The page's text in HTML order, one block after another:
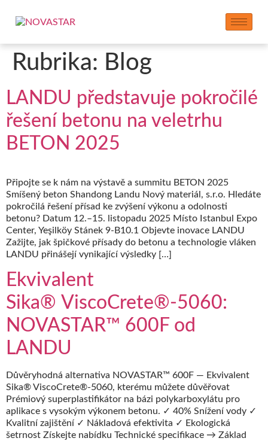
Rubrika: Blog
LANDU představuje pokročilé
řešení betonu na veletrhu
BETON 2025
Připojte se k nám na výstavě a summitu BETON 2025
Smíšený beton Shandong Landu Nový materiál, s.r.o. Hledáte
pokročilá řešení přísad ke zvýšení výkonu a odolnosti
betonu? Datum 12.–15. listopadu 2025 Místo Istanbul Expo
Center, Yeşilköy Stánek 9-B10.1 Objevte inovace LANDU
Zažijte, jak špičkové přísady do betonu a technologie vláken
LANDU přinášejí vynikající výsledky […]
Ekvivalent
Sika® ViscoCrete®‑5060:
NOVASTAR™ 600F od
LANDU
Důvěryhodná alternativa NOVASTAR™ 600F — Ekvivalent
Sika® ViscoCrete®-5060, kterému můžete důvěřovat
Prémiový superplastifikátor na bázi polykarboxylátu pro
aplikace s vysokým výkonem betonu. ✓ 40% Snížení vody ✓
Kvalitní zajištění ✓ Nákladová efektivita ✓ Ekologická
šetrnost Získejte nabídku Technické specifikace → Základ